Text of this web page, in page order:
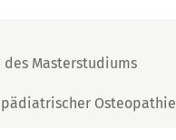
Masterstudiums
Osteopathie